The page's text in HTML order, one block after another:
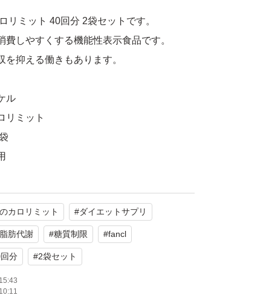
リミット 40回分 2袋セットです。
費しやすくする機能性表示食品です。
抑える働きもあります。
ル
リミット
ます。
カロリミット #ダイエットサプリ
脂肪代謝 #糖質制限 #fancl
分 #2袋セット